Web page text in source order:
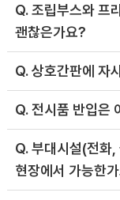
Q. 조립부스와 프
괜찮은가요?
Q. 상호간판에 자
Q. 전시품 반입은
Q. 부대시설(전화
현장에서 가능한